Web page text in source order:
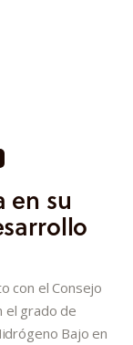
en su
con el Consejo
el grado de
Bajo en